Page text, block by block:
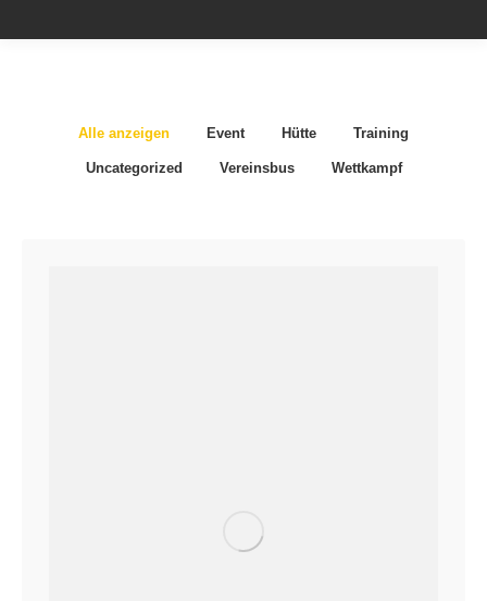
Alle anzeigen Event Hütte Training
Uncategorized Vereinsbus Wettkampf